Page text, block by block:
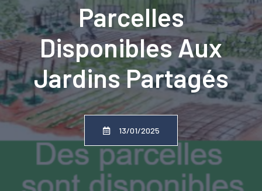
Parcelles
Disponibles Aux
Jardins Partagés
13/01/2025
Accueil»Actualités»Parcelles disponibles aux